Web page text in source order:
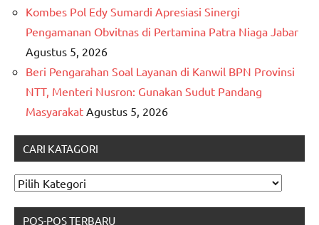
Kombes Pol Edy Sumardi Apresiasi Sinergi
Pengamanan Obvitnas di Pertamina Patra Niaga Jabar
Agustus 5, 2026
Beri Pengarahan Soal Layanan di Kanwil BPN Provinsi
NTT, Menteri Nusron: Gunakan Sudut Pandang
Masyarakat Agustus 5, 2026
CARI KATAGORI
CARI
POS-POS TERBARU